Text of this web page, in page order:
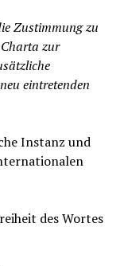
Zustimmung zu
zur
eintretenden
Instanz und
des Wortes